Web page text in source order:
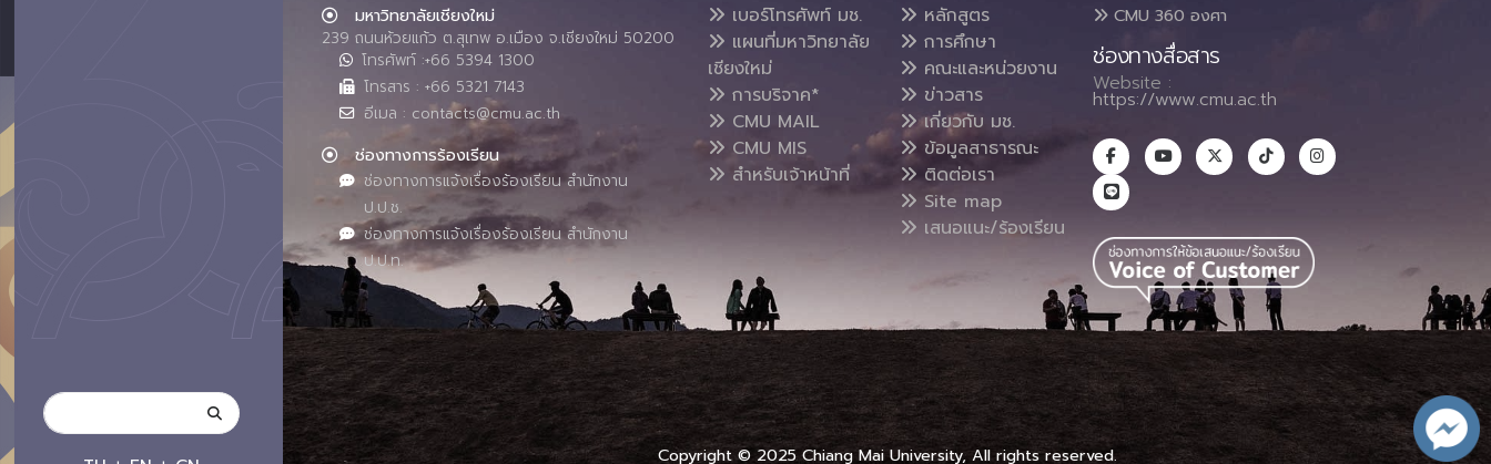
มหาวิทยาลัยเชียงใหม่
239 ถนนห้วยแก้ว ต.สุเทพ อ.เมือง จ.เชียงใหม่ 50200
โทรศัพท์ :+66 5394 1300
โทรสาร : +66 5321 7143
อีเมล : contacts@cmu.ac.th
ช่องทางการร้องเรียน
ช่องทางการแจ้งเรื่องร้องเรียน สำนักงาน
ป.ป.ช.
ช่องทางการแจ้งเรื่องร้องเรียน สำนักงาน
ป.ป.ท.
เบอร์โทรศัพท์ มช.
แผนที่มหาวิทยาลัย
เชียงใหม่
การบริจาค*
CMU MAIL
CMU MIS
สำหรับเจ้าหน้าที่
หลักสูตร
การศึกษา
คณะและหน่วยงาน
ข่าวสาร
เกี่ยวกับ มช.
ข้อมูลสาธารณะ
ติดต่อเรา
Site map
เสนอแนะ/ร้องเรียน
CMU 360 องศา
ช่องทางสื่อสาร
Website :
https://www.cmu.ac.th
Copyright © 2025 Chiang Mai University, All rights reserved.